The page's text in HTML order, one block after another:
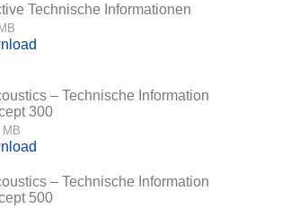
Technische Informationen
– Technische Information
300
MB
– Technische Information
500